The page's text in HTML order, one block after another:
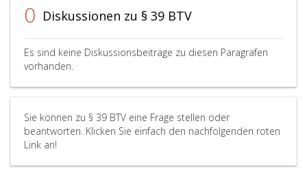
0 Diskussionen zu § 39 BTV
Es sind keine Diskussionsbeiträge zu diesen Paragrafen
vorhanden.
Sie können zu § 39 BTV eine Frage stellen oder
beantworten. Klicken Sie einfach den nachfolgenden roten
Link an!